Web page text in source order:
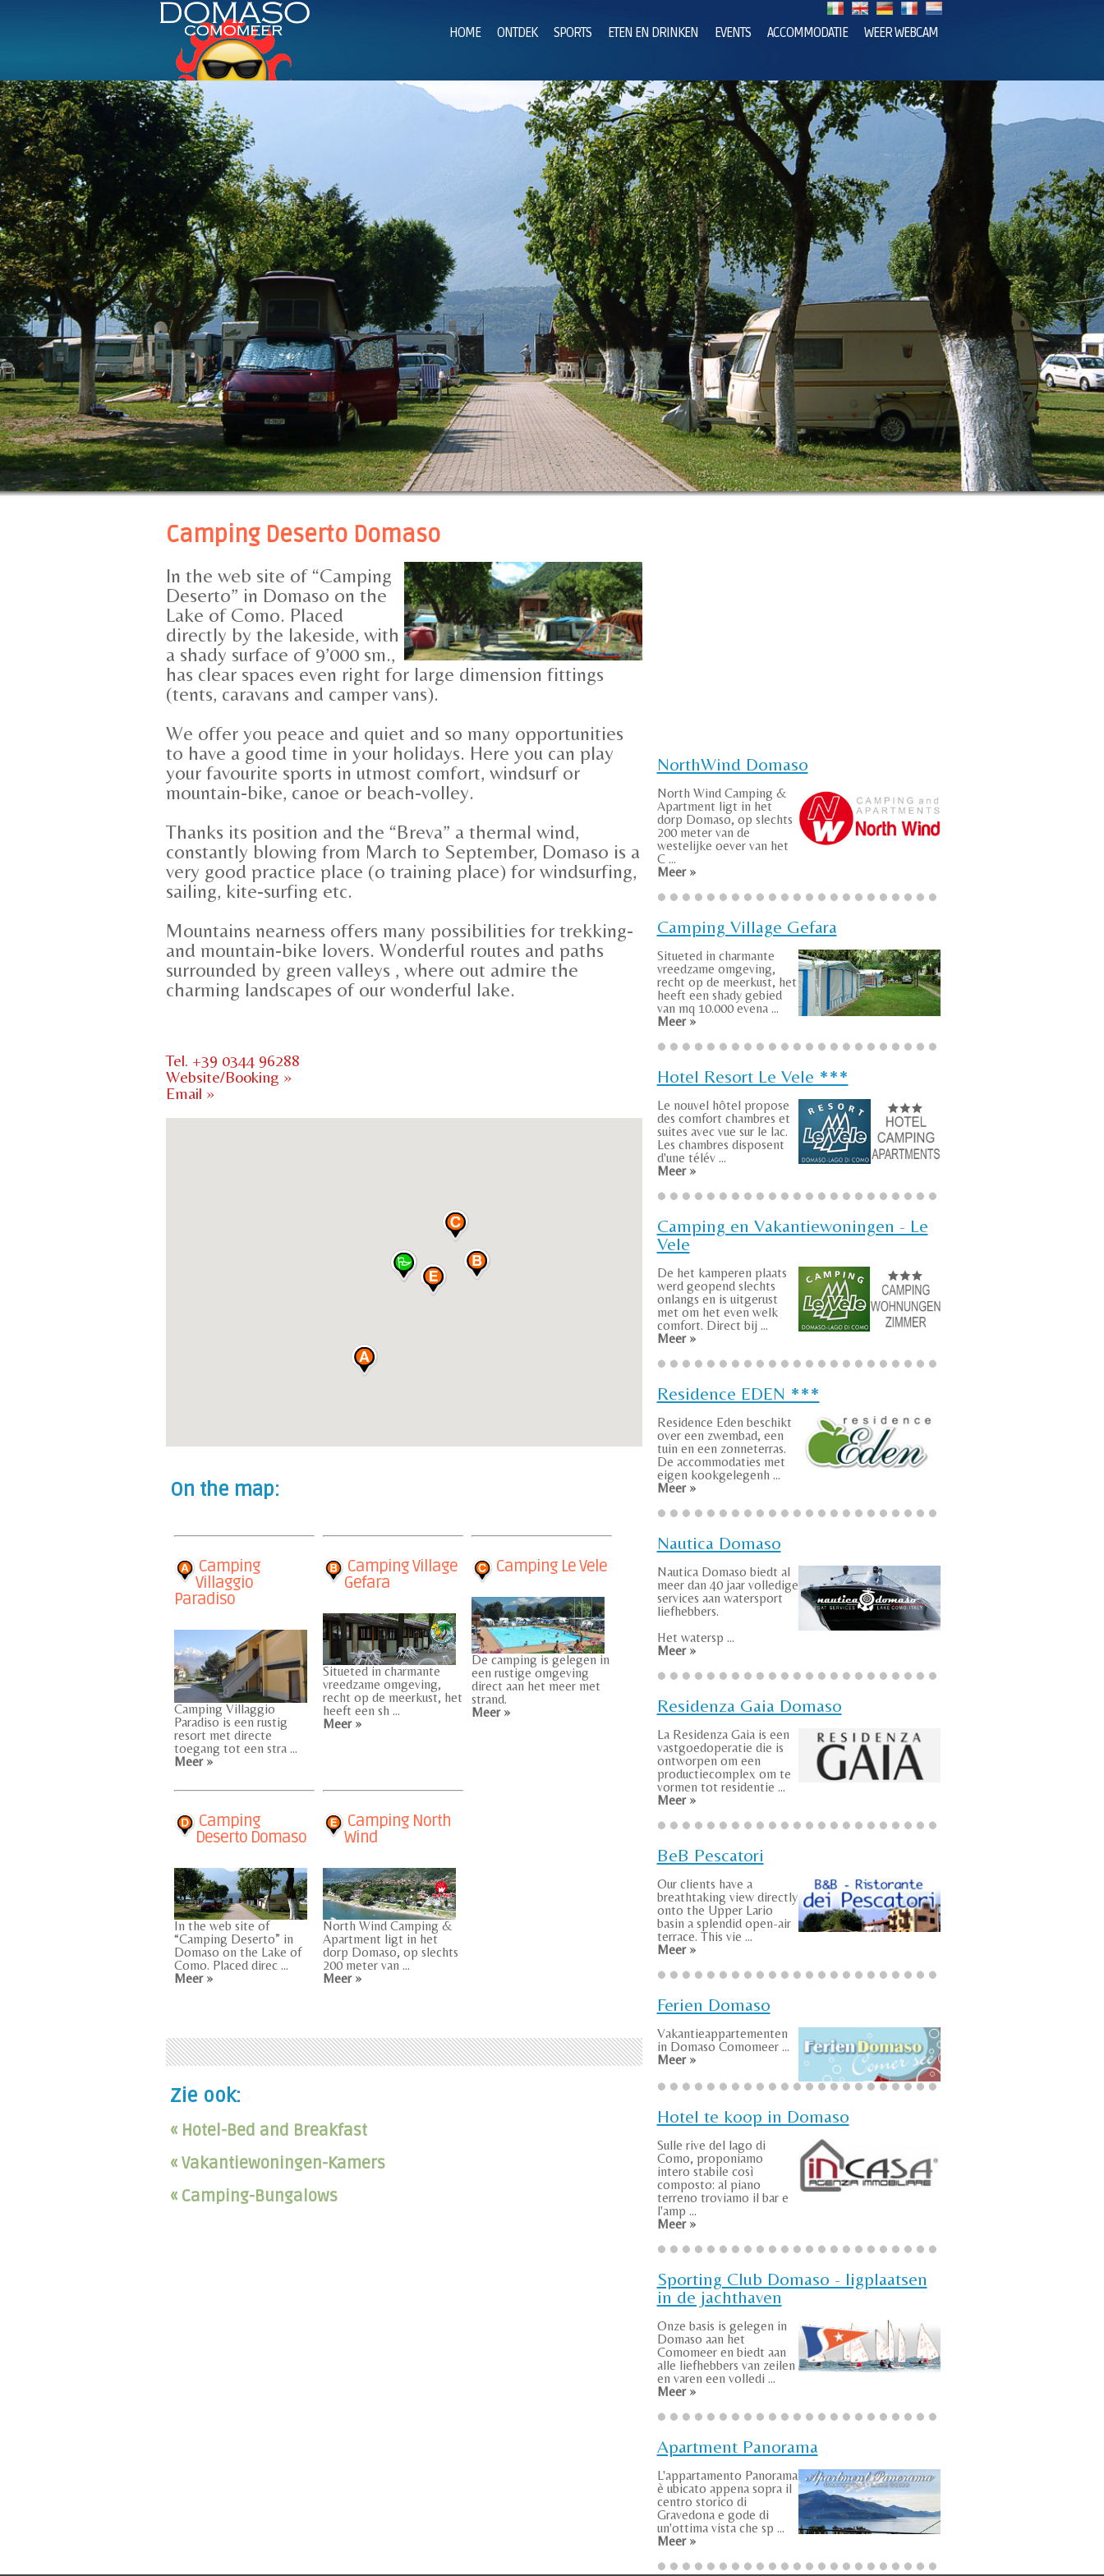
HOME ONTDEK SPORTS ETEN EN DRINKEN EVENTS ACCOMMODATIE WEER WEBCAM
Camping Deserto Domaso
In the web site of “Camping
Deserto” in Domaso on the
Lake of Como. Placed
directly by the lakeside, with
a shady surface of 9’000 sm.,
has clear spaces even right for large dimension fittings
(tents, caravans and camper vans).
We offer you peace and quiet and so many opportunities
to have a good time in your holidays. Here you can play
your favourite sports in utmost comfort, windsurf or
mountain-bike, canoe or beach-volley.
Thanks its position and the “Breva” a thermal wind,
constantly blowing from March to September, Domaso is a
very good practice place (o training place) for windsurfing,
sailing, kite-surfing etc.
Mountains nearness offers many possibilities for trekking-
and mountain-bike lovers. Wonderful routes and paths
surrounded by green valleys , where out admire the
charming landscapes of our wonderful lake.
Tel. +39 0344 96288
Website/Booking »
Email »
On the map:
Camping
Villaggio
Paradiso
Camping Villaggio
Paradiso is een rustig
resort met directe
toegang tot een stra ...
Meer »
Camping Village
Gefara
Situeted in charmante
vreedzame omgeving,
recht op de meerkust, het
heeft een sh ...
Meer »
Camping Le Vele
De camping is gelegen in
een rustige omgeving
direct aan het meer met
strand.
Meer »
Camping
Deserto Domaso
In the web site of
“Camping Deserto” in
Domaso on the Lake of
Como. Placed direc ...
Meer »
Camping North
Wind
North Wind Camping &
Apartment ligt in het
dorp Domaso, op slechts
200 meter van ...
Meer »
Zie ook:
« Hotel-Bed and Breakfast
« Vakantiewoningen-Kamers
« Camping-Bungalows
NorthWind Domaso
North Wind Camping &
Apartment ligt in het
dorp Domaso, op slechts
200 meter van de
westelijke oever van het
C ...
Meer »
Camping Village Gefara
Situeted in charmante
vreedzame omgeving,
recht op de meerkust, het
heeft een shady gebied
van mq 10.000 evena ...
Meer »
Hotel Resort Le Vele ***
Le nouvel hôtel propose
des comfort chambres et
suites avec vue sur le lac.
Les chambres disposent
d'une télév ...
Meer »
Camping en Vakantiewoningen - Le
Vele
De het kamperen plaats
werd geopend slechts
onlangs en is uitgerust
met om het even welk
comfort. Direct bij ...
Meer »
Residence EDEN ***
Residence Eden beschikt
over een zwembad, een
tuin en een zonneterras.
De accommodaties met
eigen kookgelegenh ...
Meer »
Nautica Domaso
Nautica Domaso biedt al
meer dan 40 jaar volledige
services aan watersport
liefhebbers.
Het watersp ...
Meer »
Residenza Gaia Domaso
La Residenza Gaia is een
vastgoedoperatie die is
ontworpen om een
productiecomplex om te
vormen tot residentie ...
Meer »
BeB Pescatori
Our clients have a
breathtaking view directly
onto the Upper Lario
basin a splendid open-air
terrace. This vie ...
Meer »
Ferien Domaso
Vakantieappartementen
in Domaso Comomeer ...
Meer »
Hotel te koop in Domaso
Sulle rive del lago di
Como, proponiamo
intero stabile così
composto: al piano
terreno troviamo il bar e
l'amp ...
Meer »
Sporting Club Domaso - ligplaatsen
in de jachthaven
Onze basis is gelegen in
Domaso aan het
Comomeer en biedt aan
alle liefhebbers van zeilen
en varen een volledi ...
Meer »
Apartment Panorama
L'appartamento Panorama
è ubicato appena sopra il
centro storico di
Gravedona e gode di
un'ottima vista che sp ...
Meer »